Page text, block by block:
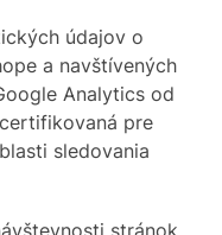
údajov o
a navštívených
Analytics od
pre
sledovania